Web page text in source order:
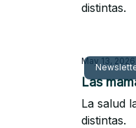
distintas.
May 13, 2026
Las
La salud
distintas.